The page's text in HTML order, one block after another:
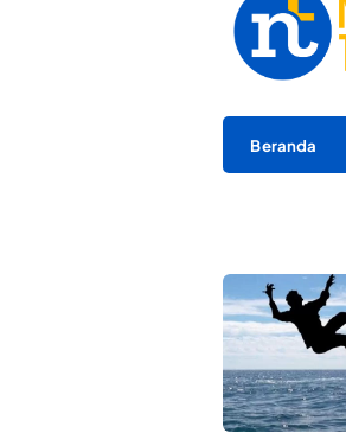
Beranda